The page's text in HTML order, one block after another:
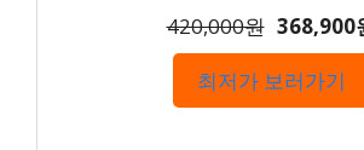
420,000원 368,900
최저가 보러가기